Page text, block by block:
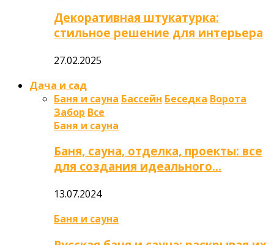
Декоративная штукатурка:
стильное решение для интерьера
27.02.2025
Дача и сад
Баня и сауна Бассейн Беседка Ворота
Забор Все
Баня и сауна
Баня, сауна, отделка, проекты: все
для создания идеального…
13.07.2024
Баня и сауна